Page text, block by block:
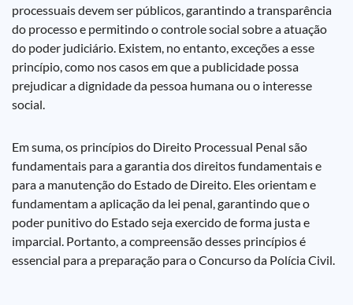
processuais devem ser públicos, garantindo a transparência
do processo e permitindo o controle social sobre a atuação
do poder judiciário. Existem, no entanto, exceções a esse
princípio, como nos casos em que a publicidade possa
prejudicar a dignidade da pessoa humana ou o interesse
social.
Em suma, os princípios do Direito Processual Penal são
fundamentais para a garantia dos direitos fundamentais e
para a manutenção do Estado de Direito. Eles orientam e
fundamentam a aplicação da lei penal, garantindo que o
poder punitivo do Estado seja exercido de forma justa e
imparcial. Portanto, a compreensão desses princípios é
essencial para a preparação para o Concurso da Polícia Civil.